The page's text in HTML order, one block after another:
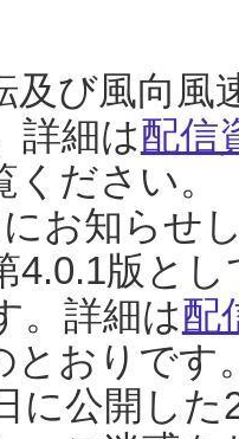
及び風向風
詳細は配信
ください。
お知らせ
4.0.1版と
。詳細は配
とおりです
に公開し